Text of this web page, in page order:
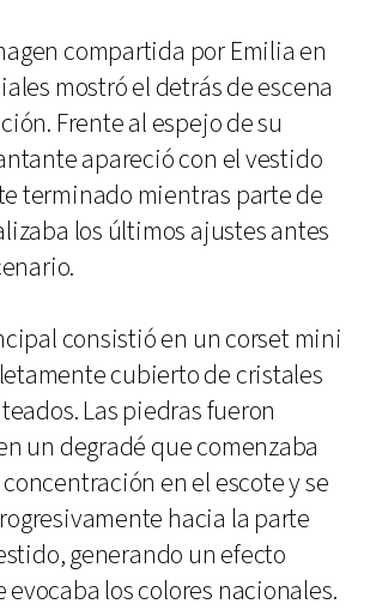
compartida por Emilia en
mostró el detrás de escena
Frente al espejo de su
apareció con el vestido
terminado mientras parte de
los últimos ajustes antes
consistió en un corset mini
cubierto de cristales
Las piedras fueron
un degradé que comenzaba
en el escote y se
hacia la parte
generando un efecto
los colores nacionales.